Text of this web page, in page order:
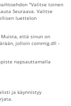
"Valitse toinen
Seuraava. Valitse
luettelon
että sinun on
jolloin commig.dll -
napsauttamalla
ja käynnistyy